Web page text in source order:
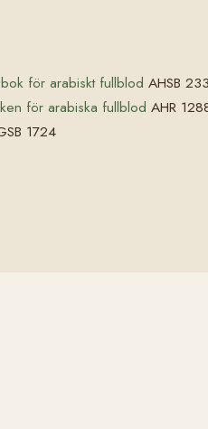
för arabiskt fullblod AHSB
för arabiska fullblod AHR
1724